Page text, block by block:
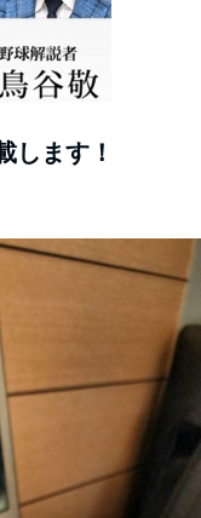
します！